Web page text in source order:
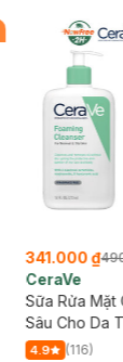
341.000 ₫
CeraVe
Sữa Rửa Mặt
Sâu Cho Da
Dầu 473ml
4.9 (116)